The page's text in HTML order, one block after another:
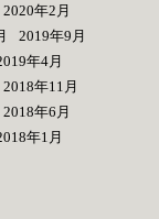
2020年2月
2019年9月
年4月
2018年11月
2018年6月
年1月